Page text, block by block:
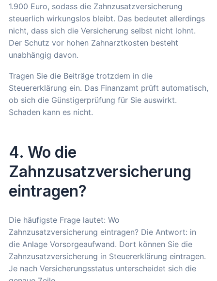
1.900 Euro, sodass die Zahnzusatzversicherung
steuerlich wirkungslos bleibt. Das bedeutet allerdings
nicht, dass sich die Versicherung selbst nicht lohnt.
Der Schutz vor hohen Zahnarztkosten besteht
unabhängig davon.
Tragen Sie die Beiträge trotzdem in die
Steuererklärung ein. Das Finanzamt prüft automatisch,
ob sich die Günstigerprüfung für Sie auswirkt.
Schaden kann es nicht.
4. Wo die
Zahnzusatzversicherung
eintragen?
Die häufigste Frage lautet: Wo
Zahnzusatzversicherung eintragen? Die Antwort: in
die Anlage Vorsorgeaufwand. Dort können Sie die
Zahnzusatzversicherung in Steuererklärung eintragen.
Je nach Versicherungsstatus unterscheidet sich die